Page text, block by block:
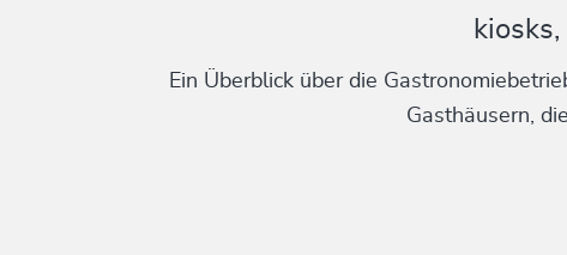
Ein Überblick über die
Gasthäusern,